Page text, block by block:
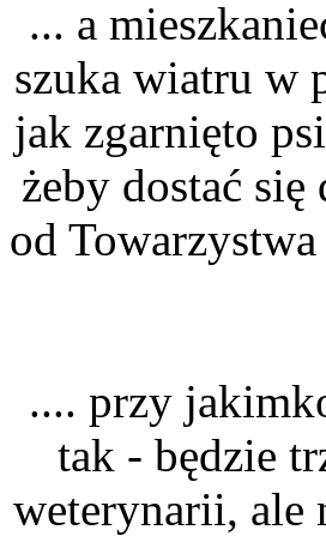
... a
szuka wiatru w
jak zgarnięto
żeby dostać się
od
.... przy
tak - będzie
weterynarii, ale